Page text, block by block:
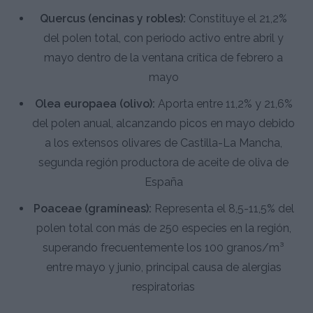
Quercus (encinas y robles): Constituye el 21,2%
del polen total, con periodo activo entre abril y
mayo dentro de la ventana crítica de febrero a
mayo
Olea europaea (olivo): Aporta entre 11,2% y 21,6%
del polen anual, alcanzando picos en mayo debido
a los extensos olivares de Castilla-La Mancha,
segunda región productora de aceite de oliva de
España
Poaceae (gramíneas): Representa el 8,5-11,5% del
polen total con más de 250 especies en la región,
superando frecuentemente los 100 granos/m³
entre mayo y junio, principal causa de alergias
respiratorias